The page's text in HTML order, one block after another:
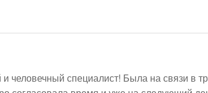
специалист! Была на связи в